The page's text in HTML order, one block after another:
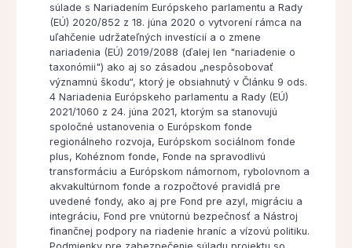
súlade s Nariadením Európskeho parlamentu a Rady
(EÚ) 2020/852 z 18. júna 2020 o vytvorení rámca na
uľahčenie udržateľných investícií a o zmene
nariadenia (EÚ) 2019/2088 (ďalej len "nariadenie o
taxonómii") ako aj so zásadou „nespôsobovať
významnú škodu“, ktorý je obsiahnutý v Článku 9 ods.
4 Nariadenia Európskeho parlamentu a Rady (EÚ)
2021/1060 z 24. júna 2021, ktorým sa stanovujú
spoločné ustanovenia o Európskom fonde
regionálneho rozvoja, Európskom sociálnom fonde
plus, Kohéznom fonde, Fonde na spravodlivú
transformáciu a Európskom námornom, rybolovnom a
akvakultúrnom fonde a rozpočtové pravidlá pre
uvedené fondy, ako aj pre Fond pre azyl, migráciu a
integráciu, Fond pre vnútornú bezpečnosť a Nástroj
finančnej podpory na riadenie hraníc a vízovú politiku.